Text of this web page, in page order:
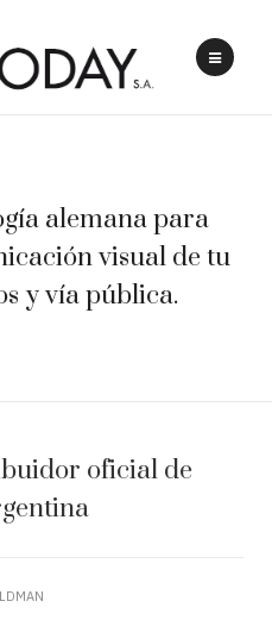
alemana para
visual de tu
y vía pública.
oficial de